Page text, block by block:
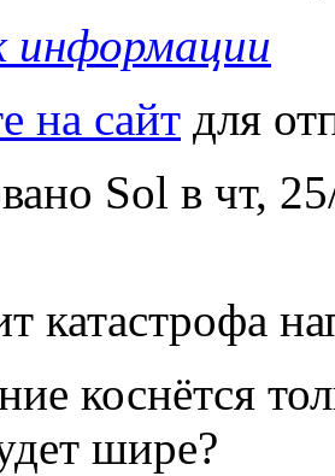
информации
на сайт для
Sol в чт,
катастрофа
коснётся
шире?